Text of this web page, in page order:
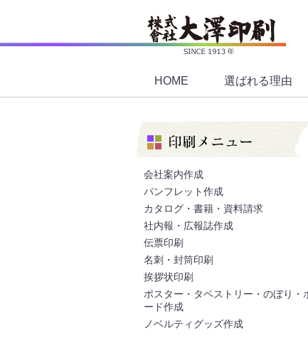
HOME 選ばれる理由
会社案内作成
パンフレット作成
カタログ・書籍・資料請求
社内報・広報誌作成
伝票印刷
名刺・封筒印刷
挨拶状印刷
ポスター・タペストリー・のぼり・
ード作成
ノベルティグッズ作成